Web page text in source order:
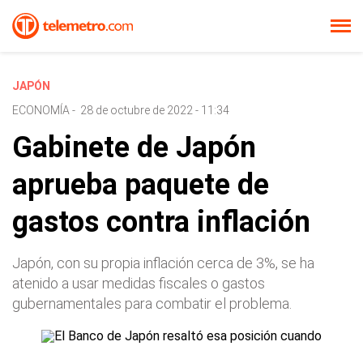
JAPÓN
ECONOMÍA - 28 de octubre de 2022 - 11:34
Gabinete de Japón
aprueba paquete de
gastos contra inflación
Japón, con su propia inflación cerca de 3%, se ha
atenido a usar medidas fiscales o gastos
gubernamentales para combatir el problema.